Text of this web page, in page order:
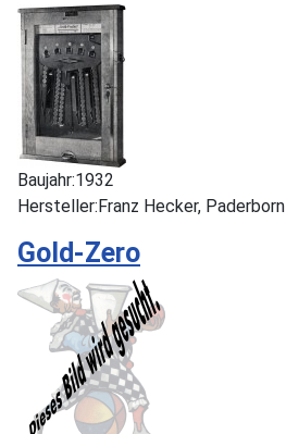
Baujahr:1932
Hersteller:Franz Hecker, Paderborn
Gold-Zero